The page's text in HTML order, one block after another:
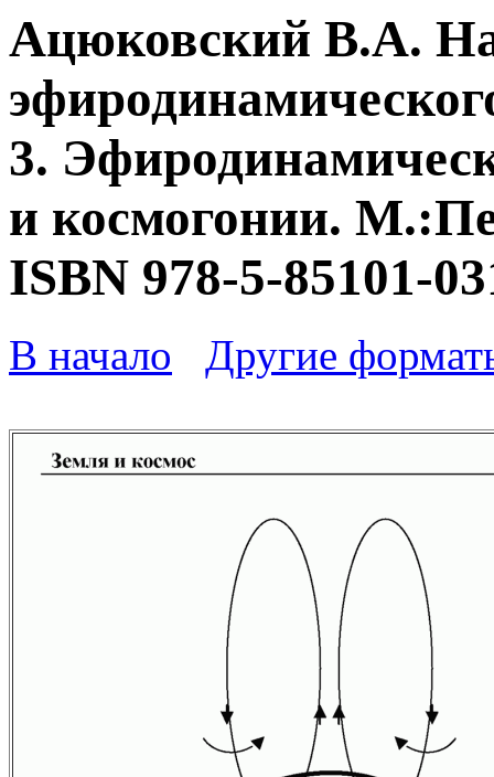
Ацюковский В.А.
3.
и космогонии.
ISBN 978-5-85101-
В начало Другие